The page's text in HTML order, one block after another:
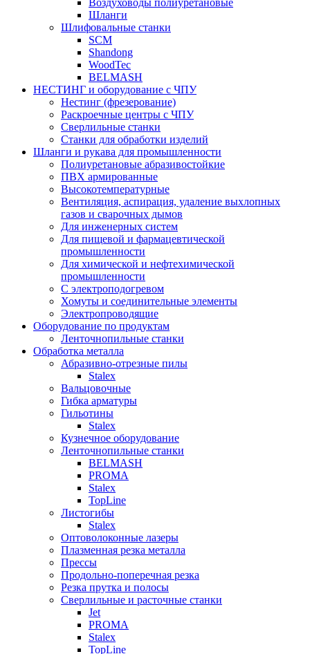
Воздуховоды полиуретановые
Шланги
Шлифовальные станки
SCM
Shandong
WoodTec
BELMASH
НЕСТИНГ и оборудование с ЧПУ
Нестинг (фрезерование)
Раскроечные центры с ЧПУ
Сверлильные станки
Станки для обработки изделий
Шланги и рукава для промышленности
Полиуретановые абразивостойкие
ПВХ армированные
Высокотемпературные
Вентиляция, аспирация, удаление выхлопных
газов и сварочных дымов
Для инженерных систем
Для пищевой и фармацевтической
промышленности
Для химической и нефтехимической
промышленности
С электроподогревом
Хомуты и соединительные элементы
Электропроводящие
Оборудование по продуктам
Ленточнопильные станки
Обработка металла
Абразивно-отрезные пилы
Stalex
Вальцовочные
Гибка арматуры
Гильотины
Stalex
Кузнечное оборудование
Ленточнопильные станки
BELMASH
PROMA
Stalex
TopLine
Листогибы
Stalex
Оптоволоконные лазеры
Плазменная резка металла
Прессы
Продольно-поперечная резка
Резка прутка и полосы
Сверлильные и расточные станки
Jet
PROMA
Stalex
TopLine